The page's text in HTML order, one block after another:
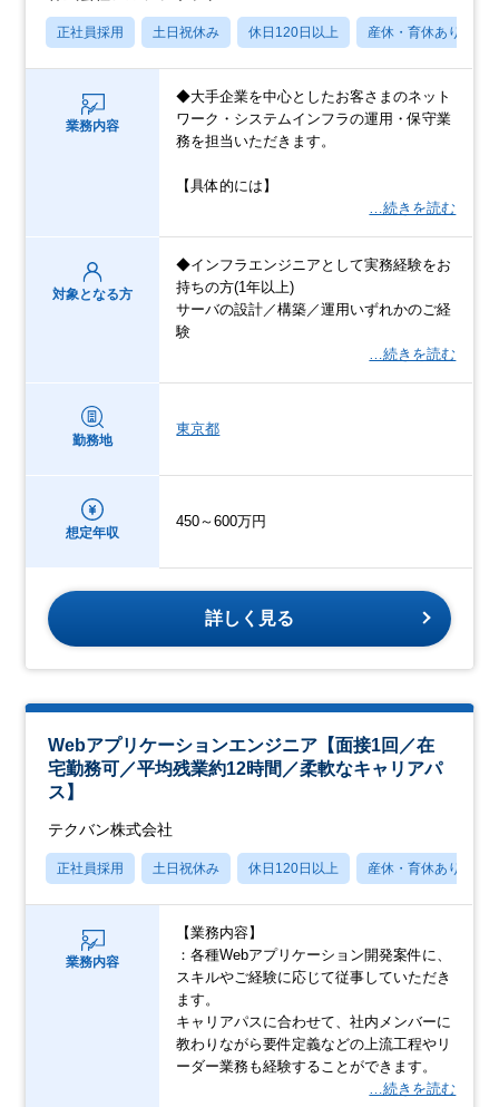
正社員採用 土日祝休み 休日120日以上 産休・育休あり
業務内容
◆大手企業を中心としたお客さまのネット
ワーク・システムインフラの運用・保守業
務を担当いただきます。
【具体的には】
…続きを読む
対象となる方
◆インフラエンジニアとして実務経験をお
持ちの方(1年以上)
サーバの設計／構築／運用いずれかのご経
験
…続きを読む
勤務地
東京都
想定年収
450～600万円
詳しく見る
Webアプリケーションエンジニア【面接1回／在
宅勤務可／平均残業約12時間／柔軟なキャリアパ
ス】
テクバン株式会社
正社員採用 土日祝休み 休日120日以上 産休・育休あり
業務内容
【業務内容】
：各種Webアプリケーション開発案件に、
スキルやご経験に応じて従事していただき
ます。
キャリアパスに合わせて、社内メンバーに
教わりながら要件定義などの上流工程やリ
ーダー業務も経験することができます。
…続きを読む